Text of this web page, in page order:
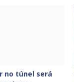
no túnel será